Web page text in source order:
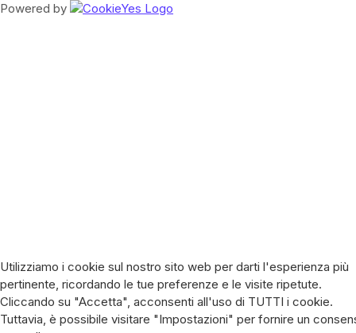
Utilizziamo i cookie sul nostro sito web per darti l'esperienza più
pertinente, ricordando le tue preferenze e le visite ripetute.
Cliccando su "Accetta", acconsenti all'uso di TUTTI i cookie.
Tuttavia, è possibile visitare "Impostazioni" per fornire un
Powered by